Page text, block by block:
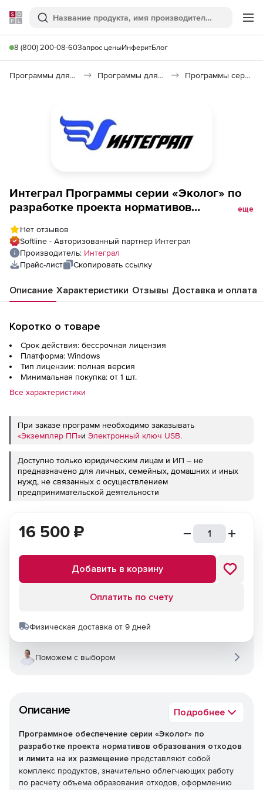
Softline
Поиск
8 (800) 200-08-60Запрос ценыИнферитБлог
Программы для образования и науки Программы для научных расчетов Программы серии «Эколог» по разработке проекта нормативов образования отходов и лимита на их размещение
Интеграл Программы серии «Эколог» по
разработке проекта нормативов
размещение, КОТЕЛЬНЫЕ-БЕЛАРУСЬ 1.1
еще
Нет отзывов
Softline - Авторизованный партнер Интеграл
Производитель: Интеграл
Прайс-лист
Скопировать ссылку
Описание Характеристики Отзывы Доставка и оплата
Коротко о товаре
Срок действия: бессрочная лицензия
Платформа: Windows
Тип лицензии: полная версия
Минимальная покупка: от 1 шт.
Все характеристики
При заказе программ необходимо заказывать
«Экземпляр ПП»и Электронный ключ USB.
Доступно только юридическим лицам и ИП – не
предназначено для личных, семейных, домашних и иных
нужд, не связанных с осуществлением
предпринимательской деятельности
Описание Подробнее
Программное обеспечение серии «Эколог» по
разработке проекта нормативов образования отходов
и лимита на их размещение представляют собой
комплекс продуктов, значительно облегчающих работу
по расчету объема образования отходов, оформлению
16 500 ₽
Добавить в корзину
Оплатить по счету
Физическая доставка от 9 дней
Поможем с выбором